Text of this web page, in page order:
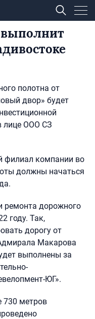
полотна от
двор» будет
лице ООО СЗ
филиал компании во
должны начаться
ремонта дорожного
году. Так,
дорогу от
Макарова
выполнены за
ЮГ».
730 метров